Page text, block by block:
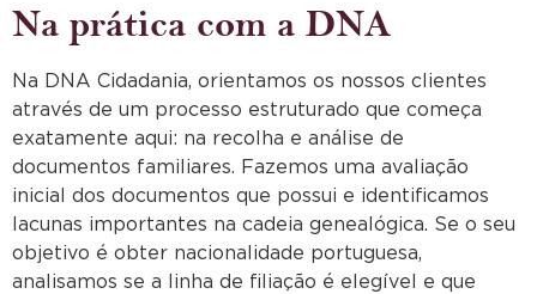
Na prática com a DNA
Na DNA Cidadania, orientamos os nossos clientes
através de um processo estruturado que começa
exatamente aqui: na recolha e análise de
documentos familiares. Fazemos uma avaliação
inicial dos documentos que possui e identificamos
lacunas importantes na cadeia genealógica. Se o seu
objetivo é obter nacionalidade portuguesa,
analisamos se a linha de filiação é elegível e que